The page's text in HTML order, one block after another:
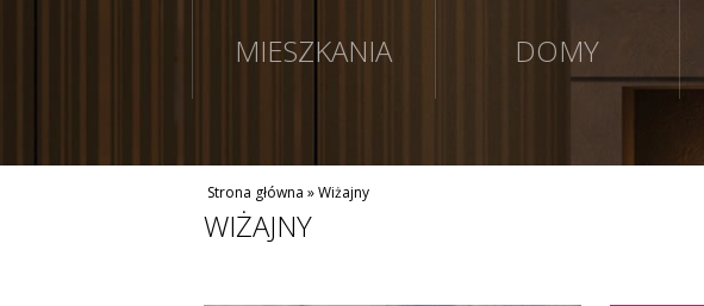
MIESZKANIA DOMY
Strona główna »Wiżajny
WIŻAJNY